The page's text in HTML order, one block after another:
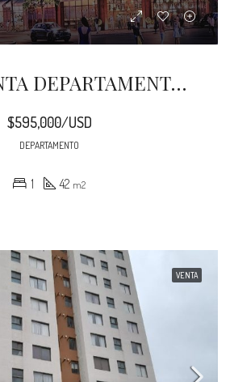
MIAMI VENTA DEPARTAMENTOS EN VERDE, WYNWOOD
$595,000/USD
DEPARTAMENTO
1 42 m2
VENTA